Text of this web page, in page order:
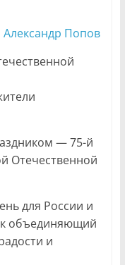
Александр Попов
— 75-й
Отечественной
для России и
объединяющий
и